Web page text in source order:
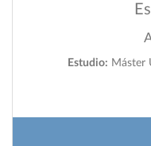
Estudio: Máster